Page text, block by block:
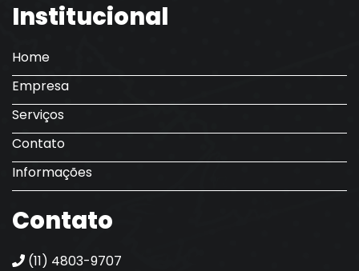
Institucional
Home
Empresa
Serviços
Contato
Informações
Contato
(11) 4803-9707